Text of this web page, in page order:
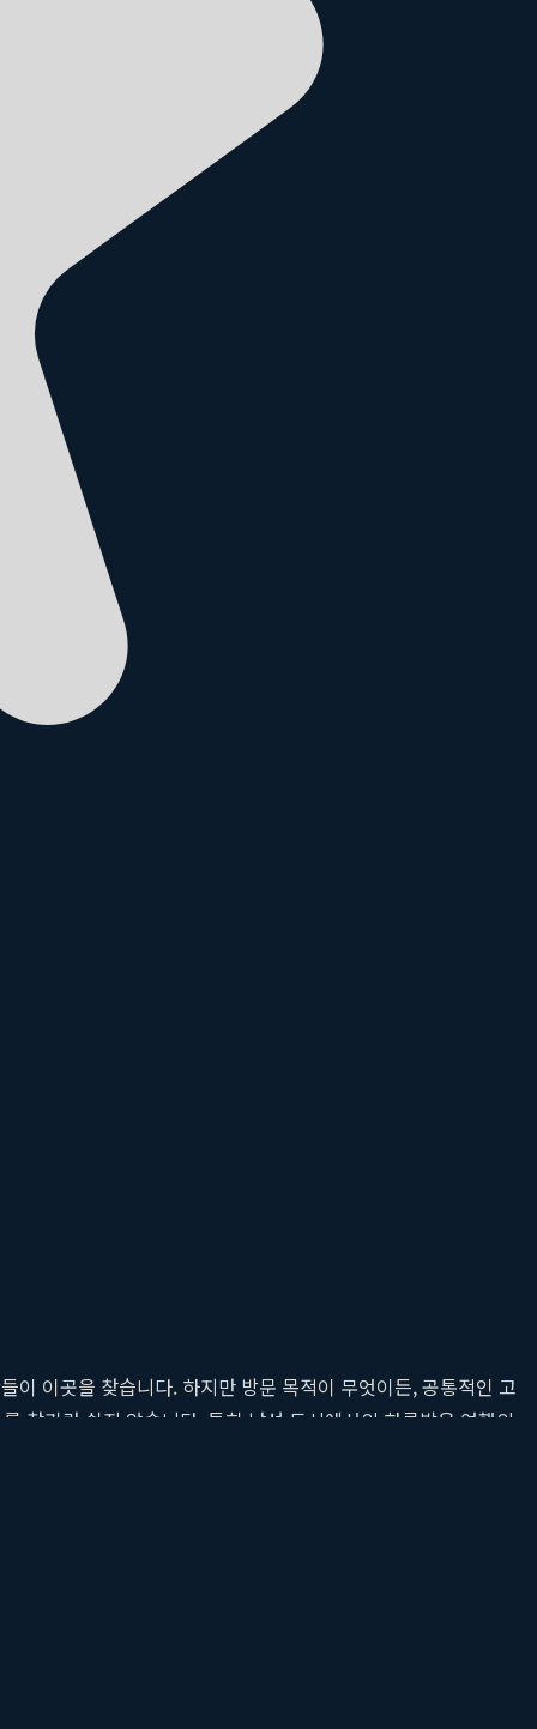
이 이곳을 찾습니다. 하지만 방문 목적이 무엇이든, 공통적인 고
찾기란 쉽지 않습니다. 특히 낯선 도시에서의 하룻밤은 여행의
평역에서 도보 5분이라는 압도적인 교통 편의는 물론, 24시간
없는지, 그 매력을 낱낱이 파헤쳐 보겠습니다.
을 제공합니다.